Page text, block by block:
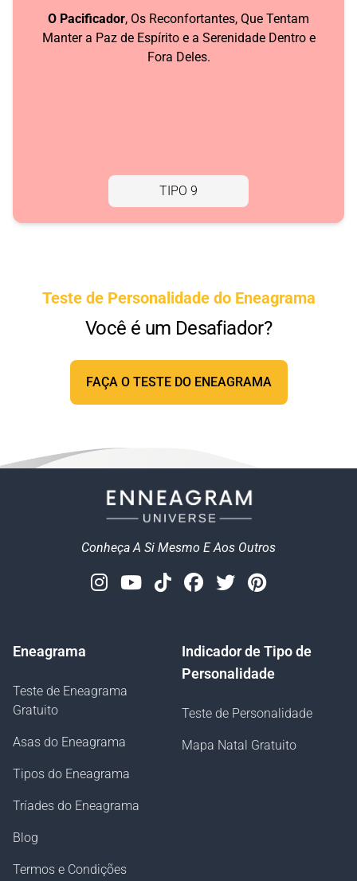
O Pacificador, Os Reconfortantes, Que Tentam
Manter a Paz de Espírito e a Serenidade Dentro e
Fora Deles.
TIPO 9
Teste de Personalidade do Eneagrama
Você é um Desafiador?
FAÇA O TESTE DO ENEAGRAMA
Conheça A Si Mesmo E Aos Outros
Instagram
Youtube
TiktokFacebook
TwitterPinterest
Eneagrama
Teste de Eneagrama
Gratuito
Asas do Eneagrama
Tipos do Eneagrama
Tríades do Eneagrama
Blog
Termos e Condições
Indicador de Tipo de
Personalidade
Teste de Personalidade
Mapa Natal Gratuito